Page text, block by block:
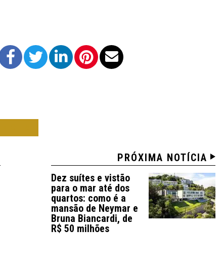
PRÓXIMA NOTÍCIA
Dez suítes e vistão
para o mar até dos
quartos: como é a
mansão de Neymar e
Bruna Biancardi, de
R$ 50 milhões